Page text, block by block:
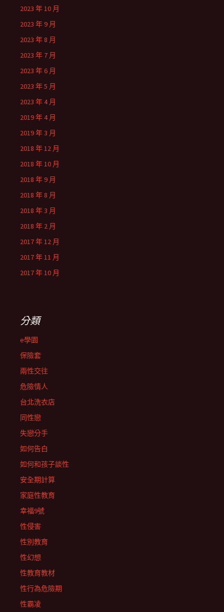
2023 年 10 月
2023 年 9 月
2023 年 8 月
2023 年 7 月
2023 年 6 月
2023 年 5 月
2023 年 4 月
2019 年 4 月
2019 年 3 月
2018 年 12 月
2018 年 10 月
2018 年 9 月
2018 年 8 月
2018 年 3 月
2018 年 2 月
2017 年 12 月
2017 年 11 月
2017 年 10 月
分類
e學園
保險套
兩性交往
危險情人
台北洗衣店
同性戀
失戀分手
如何告白
如何和孩子談性
安全期計算
家庭性教育
幸福9號
性侵害
性別教育
性幻想
性教育教材
性行為危險期
性霸凌